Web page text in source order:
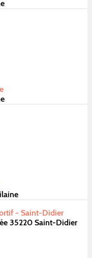
- Saint-Didier
35220 Saint-Didier